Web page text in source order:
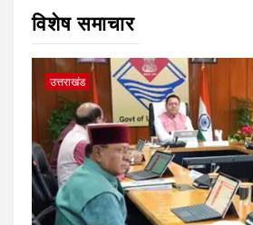
विशेष समाचार
उत्तराखंड